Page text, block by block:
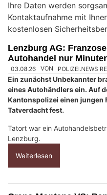
e
i
n
e
n
s
c
h
?
D
a
n
ä
Ihre Daten werden
Kontaktaufnahme mit
kostenlosen
Lenzburg AG:
Autohandel nur